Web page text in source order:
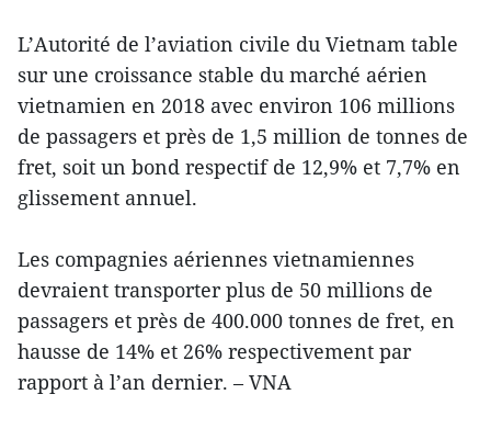
L’Autorité de l’aviation civile du Vietnam table
sur une croissance stable du marché aérien
vietnamien en 2018 avec environ 106 millions
de passagers et près de 1,5 million de tonnes de
fret, soit un bond respectif de 12,9% et 7,7% en
glissement annuel.
Les compagnies aériennes vietnamiennes
devraient transporter plus de 50 millions de
passagers et près de 400.000 tonnes de fret, en
hausse de 14% et 26% respectivement par
rapport à l’an dernier. – VNA